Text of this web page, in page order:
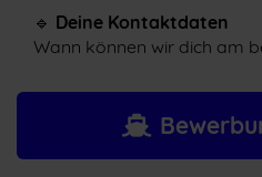
🔹 Deine Kontaktdaten
Wann können wir dich am